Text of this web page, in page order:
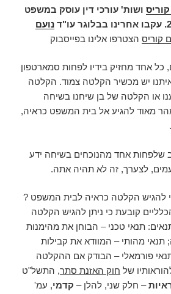
ושות' עורכי דין עוסק במשפט
נועם
קוריס הצטרפו אלינו בפייסבוק
כל אחד מחזיק בידיו לפחות סמארטפון
יש מכשיר הקלטה צמוד. הקלטה
או הקלטה של בן שיחנו בשיחה
מאוד להגיע אל בית המשפט כראיה,
שלפחות אחד מהנוכחים בשיחה ידע
לצערך, זה לא תהיה אתה.
להגיש הקלטה כראיה לבית המשפט ?
קובעת כי ניתן להגיש הקלטה
תנאי טכני – הבוחן את מהימנות
מהותי – המוודא את קבילות
פורמאלי – הבודק אם ההקלטה
של חוק האזנת סתר, התשל"ט
– חלק שני, להלן – קדמי, עמ'